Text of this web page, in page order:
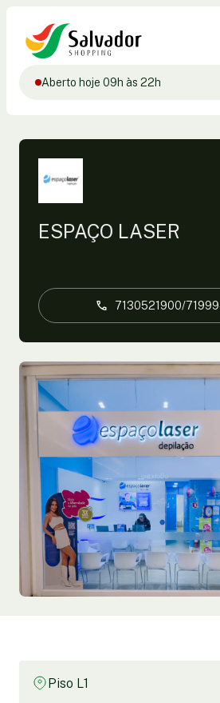
Aberto hoje 09h às 22h
ESPAÇO LASER
7130521900/
Piso L1